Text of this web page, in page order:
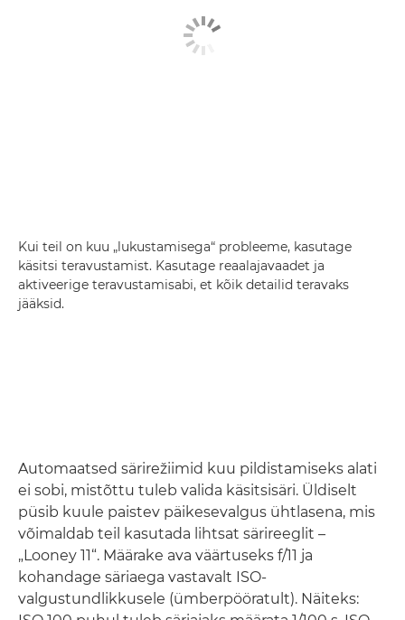
Kui teil on kuu „lukustamisega“ probleeme, kasutage
käsitsi teravustamist. Kasutage reaalajavaadet ja
aktiveerige teravustamisabi, et kõik detailid teravaks
jääksid.
Automaatsed särirežiimid kuu pildistamiseks alati
ei sobi, mistõttu tuleb valida käsitsisäri. Üldiselt
püsib kuule paistev päikesevalgus ühtlasena, mis
võimaldab teil kasutada lihtsat särireeglit –
„Looney 11“. Määrake ava väärtuseks f/11 ja
kohandage säriaega vastavalt ISO-
valgustundlikkusele (ümberpööratult). Näiteks: